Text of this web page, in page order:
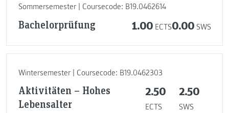
Sommersemester | Coursecode: B19.0462614
Bachelorprüfung 1.00 ECTS0.00 SWS
Wintersemester | Coursecode: B19.0462303
Aktivitäten – Hohes
Lebensalter
2.50
ECTS
2.50
SWS